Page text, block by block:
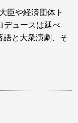
臣や経済団体ト
デュースは延べ
語と大衆演劇、そ